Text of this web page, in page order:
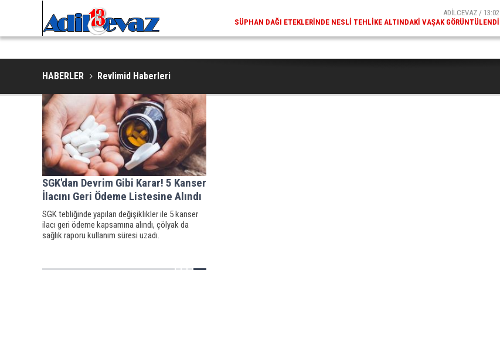
ADİLCEVAZ / 13:02
SÜPHAN DAĞI ETEKLERINDE NESLI TEHLIKE ALTINDAKI VAŞAK GÖRÜNTÜLENDI
HABERLER Revlimid Haberleri
SGK'dan Devrim Gibi Karar! 5 Kanser
İlacını Geri Ödeme Listesine Alındı
SGK tebliğinde yapılan değişiklikler ile 5 kanser
ilacı geri ödeme kapsamına alındı, çölyak da
sağlık raporu kullanım süresi uzadı.